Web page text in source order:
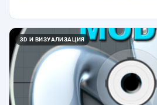
3D И ВИЗУАЛИЗАЦИЯ